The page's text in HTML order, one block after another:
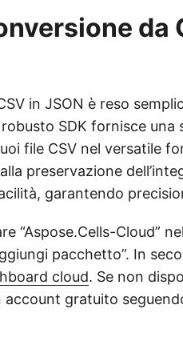
da
in JSON è reso
SDK fornisce una
file CSV nel versatile
preservazione
garantendo
“Aspose.Cells-Cloud”
pacchetto”. In
cloud. Se non
gratuito